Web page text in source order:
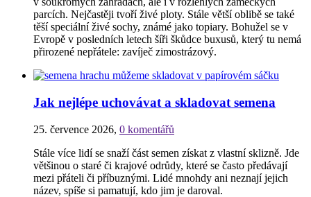
parcích. Nejčastěji tvoří živé ploty. Stále větší oblibě se také
těší speciální živé sochy, známé jako topiary. Bohužel se v
Evropě v posledních letech šíři škůdce buxusů, který tu nemá
přirozené nepřátele: zavíječ zimostrázový.
Jak nejlépe uchovávat a skladovat semena
25. července 2026, 0 komentářů
Stále více lidí se snaží část semen získat z vlastní sklizně. Jde
většinou o staré či krajové odrůdy, které se často předávají
mezi přáteli či příbuznými. Lidé mnohdy ani neznají jejich
název, spíše si pamatují, kdo jim je daroval.